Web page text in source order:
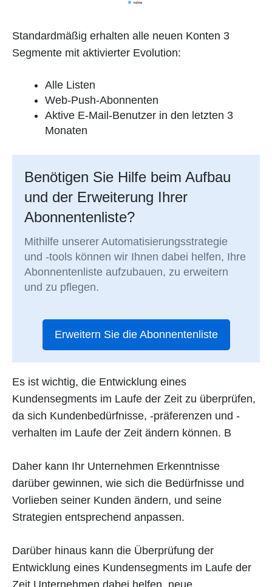
Standardmäßig erhalten alle neuen Konten 3
Segmente mit aktivierter Evolution:
Alle Listen
Web-Push-Abonnenten
Aktive E-Mail-Benutzer in den letzten 3
Monaten
Benötigen Sie Hilfe beim Aufbau
und der Erweiterung Ihrer
Abonnentenliste?
Mithilfe unserer Automatisierungsstrategie
und -tools können wir Ihnen dabei helfen, Ihre
Abonnentenliste aufzubauen, zu erweitern
und zu pflegen.
Erweitern Sie die Abonnentenliste
Es ist wichtig, die Entwicklung eines
Kundensegments im Laufe der Zeit zu überprüfen,
da sich Kundenbedürfnisse, -präferenzen und -
verhalten im Laufe der Zeit ändern können. B
Daher kann Ihr Unternehmen Erkenntnisse
darüber gewinnen, wie sich die Bedürfnisse und
Vorlieben seiner Kunden ändern, und seine
Strategien entsprechend anpassen.
Darüber hinaus kann die Überprüfung der
Entwicklung eines Kundensegments im Laufe der